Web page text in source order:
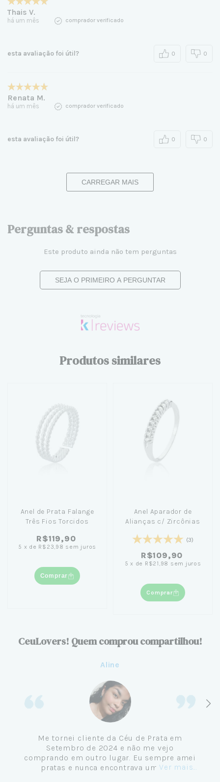
Thais V.
há um mês comprador verificado
esta avaliação foi útil? 0 0
Renata M.
há um mês comprador verificado
esta avaliação foi útil? 0 0
CARREGAR MAIS
Perguntas & respostas
Este produto ainda não tem perguntas
SEJA O PRIMEIRO A PERGUNTAR
Produtos similares
Anel de Prata Falange
Três Fios Torcidos
R$119,90
5 x de R$23,98 sem juros
Comprar
Anel Aparador de
Alianças c/ Zircônias
(3)
R$109,90
5 x de R$21,98 sem juros
Comprar
CeuLovers! Quem comprou compartilhou!
Aline
Me tornei cliente da Céu de Prata em
Setembro de 2024 e não me vejo
comprando em outro lugar. Eu sempre amei
pratas e nunca encontrava uma loja
Ver mais...